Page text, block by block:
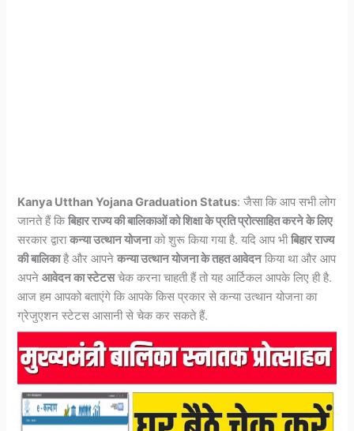
Kanya Utthan Yojana Graduation Status: जैसा कि आप सभी लोग
जानते हैं किबिहार राज्य की बालिकाओं को शिक्षा के प्रति प्रोत्साहित करने के लिए
सरकार द्वाराकन्या उत्थान योजनाको शुरू किया गया है. यदि आप भीबिहार राज्य
की बालिकाहै और आपनेकन्या उत्थान योजना के तहत आवेदनकिया था और आप
अपनेआवेदन का स्टेटसचेक करना चाहती हैं तो यह आर्टिकल आपके लिए ही है.
आज हम आपको बताएंगे कि आपके किस प्रकार से कन्या उत्थान योजना का
ग्रेजुएशन स्टेटस आसानी से चेक कर सकते हैं.